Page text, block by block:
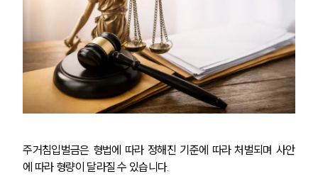
주거침입벌금은 형법에 따라 정해진 기준에 따라 처벌되며 사안
에 따라 형량이 달라질 수 있습니다.